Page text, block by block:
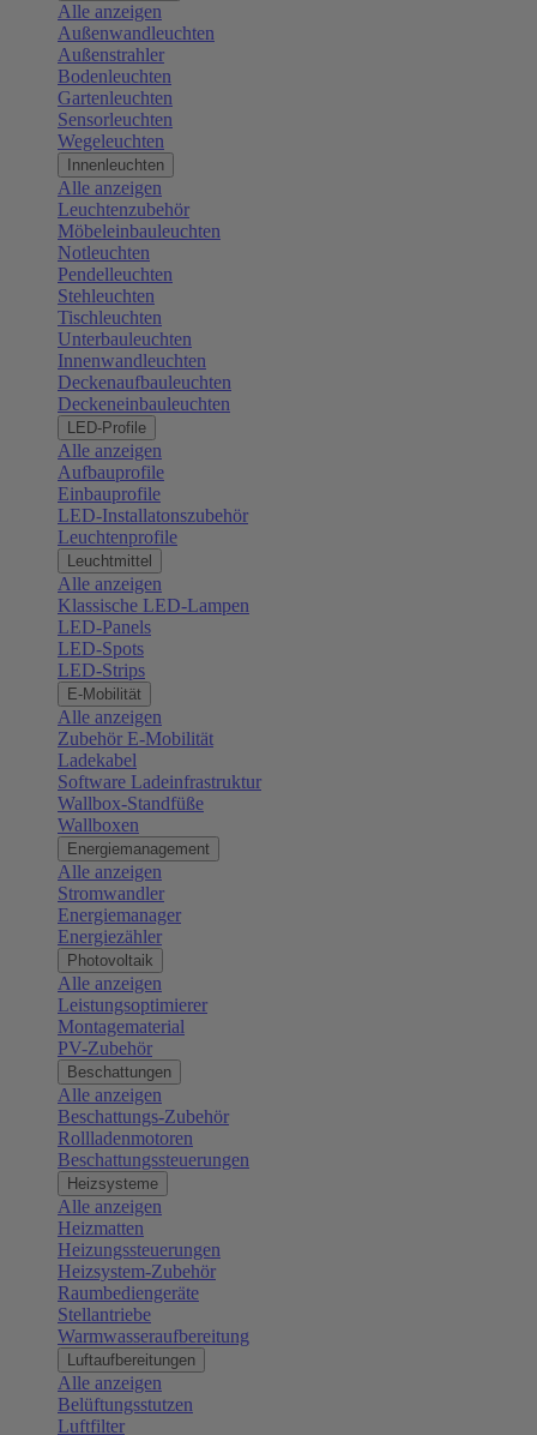
Alle anzeigen
Außenwandleuchten
Außenstrahler
Bodenleuchten
Gartenleuchten
Sensorleuchten
Wegeleuchten
Innenleuchten
Alle anzeigen
Leuchtenzubehör
Möbeleinbauleuchten
Notleuchten
Pendelleuchten
Stehleuchten
Tischleuchten
Unterbauleuchten
Innenwandleuchten
Deckenaufbauleuchten
Deckeneinbauleuchten
LED-Profile
Alle anzeigen
Aufbauprofile
Einbauprofile
LED-Installatonszubehör
Leuchtenprofile
Leuchtmittel
Alle anzeigen
Klassische LED-Lampen
LED-Panels
LED-Spots
LED-Strips
E-Mobilität
Alle anzeigen
Zubehör E-Mobilität
Ladekabel
Software Ladeinfrastruktur
Wallbox-Standfüße
Wallboxen
Energiemanagement
Alle anzeigen
Stromwandler
Energiemanager
Energiezähler
Photovoltaik
Alle anzeigen
Leistungsoptimierer
Montagematerial
PV-Zubehör
Beschattungen
Alle anzeigen
Beschattungs-Zubehör
Rollladenmotoren
Beschattungssteuerungen
Heizsysteme
Alle anzeigen
Heizmatten
Heizungssteuerungen
Heizsystem-Zubehör
Raumbediengeräte
Stellantriebe
Warmwasseraufbereitung
Luftaufbereitungen
Alle anzeigen
Belüftungsstutzen
Luftfilter